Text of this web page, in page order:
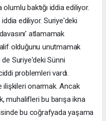
baktığı iddia ediliyor.
iddia ediliyor. Suriye'deki
atlamamak
olduğunu unutmamak
Suriye'deki Sünni
problemleri vardı.
ilişkileri onarmak. Ancak
muhalifleri bu barışa ikna
bu coğrafyada yaşama